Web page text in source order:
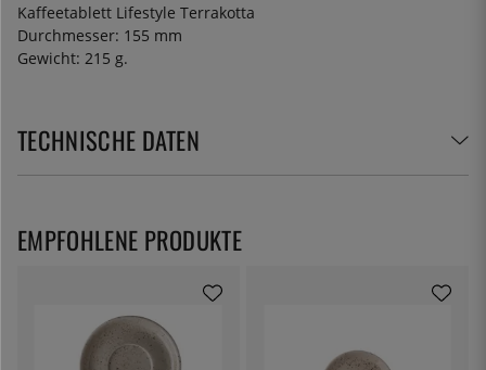
Kaffeetablett Lifestyle Terrakotta
Durchmesser: 155 mm
Gewicht: 215 g.
TECHNISCHE DATEN
EMPFOHLENE PRODUKTE